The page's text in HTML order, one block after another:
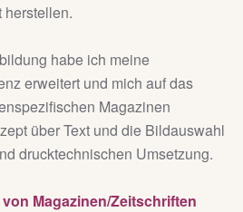
herstellen.
habe ich meine
erweitert und mich auf das
Magazinen
über Text und die Bildauswahl
drucktechnischen Umsetzung.
Magazinen/Zeitschriften